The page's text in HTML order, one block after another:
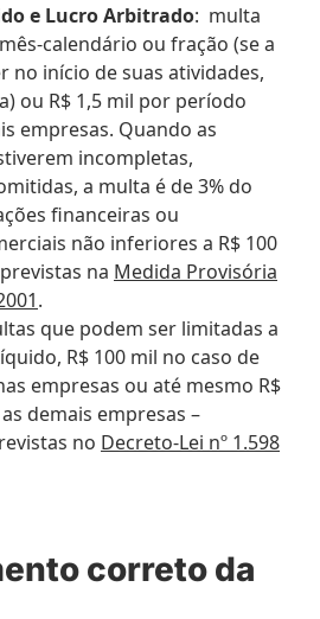
e Lucro Arbitrado: multa
calendário ou fração (se a
no início de suas atividades,
ou R$ 1,5 mil por período
empresas. Quando as
incompletas,
a multa é de 3% do
financeiras ou
não inferiores a R$ 100
na Medida Provisória
.
que podem ser limitadas a
R$ 100 mil no caso de
empresas ou até mesmo R$
demais empresas –
no Decreto-Lei nº 1.598
correto da